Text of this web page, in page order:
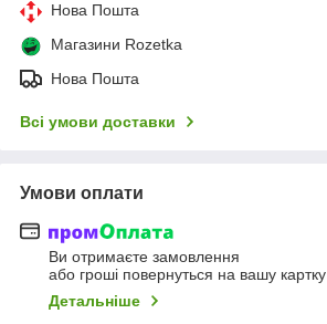
Нова Пошта
Магазини Rozetka
Нова Пошта
Всі умови доставки
Умови оплати
Ви отримаєте замовлення
або гроші повернуться на вашу картку
Детальніше